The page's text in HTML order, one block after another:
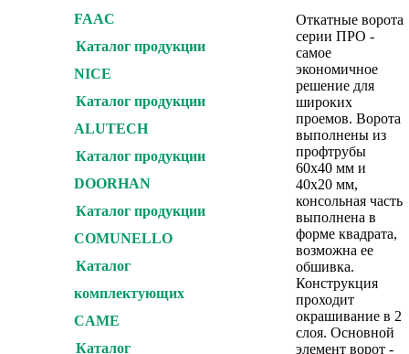
FAAC
Каталог продукции
NICE
Каталог продукции
ALUTECH
Каталог продукции
DOORHAN
Каталог продукции
COMUNELLO
Каталог
комплектующих
CAME
Каталог
Откатные ворота
серии ПРО -
самое
экономичное
решение для
широких
проемов. Ворота
выполнены из
профтрубы
60х40 мм и
40х20 мм,
консольная часть
выполнена в
форме квадрата,
возможна ее
обшивка.
Конструкция
проходит
окрашивание в 2
слоя. Основной
элемент ворот -